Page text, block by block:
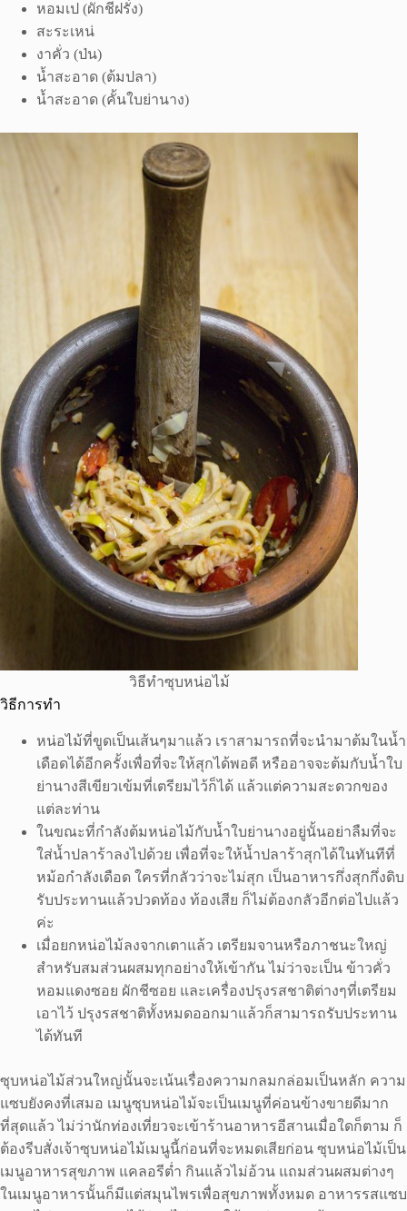
หอมเป (ผักชีฝรั่ง)
สะระเหน่
งาคั่ว (ป่น)
น้ำสะอาด (ต้มปลา)
น้ำสะอาด (คั้นใบย่านาง)
วิธีทำซุบหน่อไม้
วิธีการทำ
หน่อไม้ที่ขูดเป็นเส้นๆมาแล้ว เราสามารถที่จะนำมาต้มในน้ำ
เดือดได้อีกครั้งเพื่อที่จะให้สุกได้พอดี หรืออาจจะต้มกับน้ำใบ
ย่านางสีเขียวเข้มที่เตรียมไว้ก็ได้ แล้วแต่ความสะดวกของ
แต่ละท่าน
ในขณะที่กำลังต้มหน่อไม้กับน้ำใบย่านางอยู่นั้นอย่าลืมที่จะ
ใส่น้ำปลาร้าลงไปด้วย เพื่อที่จะให้น้ำปลาร้าสุกได้ในทันทีที่
หม้อกำลังเดือด ใครที่กลัวว่าจะไม่สุก เป็นอาหารกึ่งสุกกึ่งดิบ
รับประทานแล้วปวดท้อง ท้องเสีย ก็ไม่ต้องกลัวอีกต่อไปแล้ว
ค่ะ
เมื่อยกหน่อไม้ลงจากเตาแล้ว เตรียมจานหรือภาชนะใหญ่
สำหรับสมส่วนผสมทุกอย่างให้เข้ากัน ไม่ว่าจะเป็น ข้าวคั่ว
หอมแดงซอย ผักชีซอย และเครื่องปรุงรสชาติต่างๆที่เตรียม
เอาไว้ ปรุงรสชาติทั้งหมดออกมาแล้วก็สามารถรับประทาน
ได้ทันที
ซุบหน่อไม้ส่วนใหญ่นั้นจะเน้นเรื่องความกลมกล่อมเป็นหลัก ความ
แซบยังคงที่เสมอ เมนูซุบหน่อไม้จะเป็นเมนูที่ค่อนข้างขายดีมาก
ที่สุดแล้ว ไม่ว่านักท่องเที่ยวจะเข้าร้านอาหารอีสานเมื่อใดก็ตาม ก็
ต้องรีบสั่งเจ้าซุบหน่อไม้เมนูนี้ก่อนที่จะหมดเสียก่อน ซุบหน่อไม้เป็น
เมนูอาหารสุขภาพ แคลอรีต่ำ กินแล้วไม่อ้วน แถมส่วนผสมต่างๆ
ในเมนูอาหารนั้นก็มีแต่สมุนไพรเพื่อสุขภาพทั้งหมด อาหารรสแซบ